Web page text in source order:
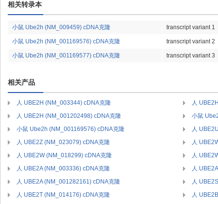
相关转录本
小鼠 Ube2h (NM_009459) cDNA克隆 transcript variant 1
小鼠 Ube2h (NM_001169576) cDNA克隆 transcript variant 2
小鼠 Ube2h (NM_001169577) cDNA克隆 transcript variant 3
相关产品
人 UBE2H (NM_003344) cDNA克隆
人
人 UBE2H (NM_001202498) cDNA克隆
小鼠
小鼠 Ube2h (NM_001169576) cDNA克隆
人
人 UBE2Z (NM_023079) cDNA克隆
人
人 UBE2W (NM_018299) cDNA克隆
人
人 UBE2A (NM_003336) cDNA克隆
人
人 UBE2A (NM_001282161) cDNA克隆
人
人 UBE2T (NM_014176) cDNA克隆
人